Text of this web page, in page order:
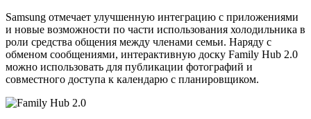
Samsung отмечает улучшенную интеграцию с приложениями
и новые возможности по части использования холодильника в
роли средства общения между членами семьи. Наряду с
обменом сообщениями, интерактивную доску Family Hub 2.0
можно использовать для публикации фотографий и
совместного доступа к календарю с планировщиком.